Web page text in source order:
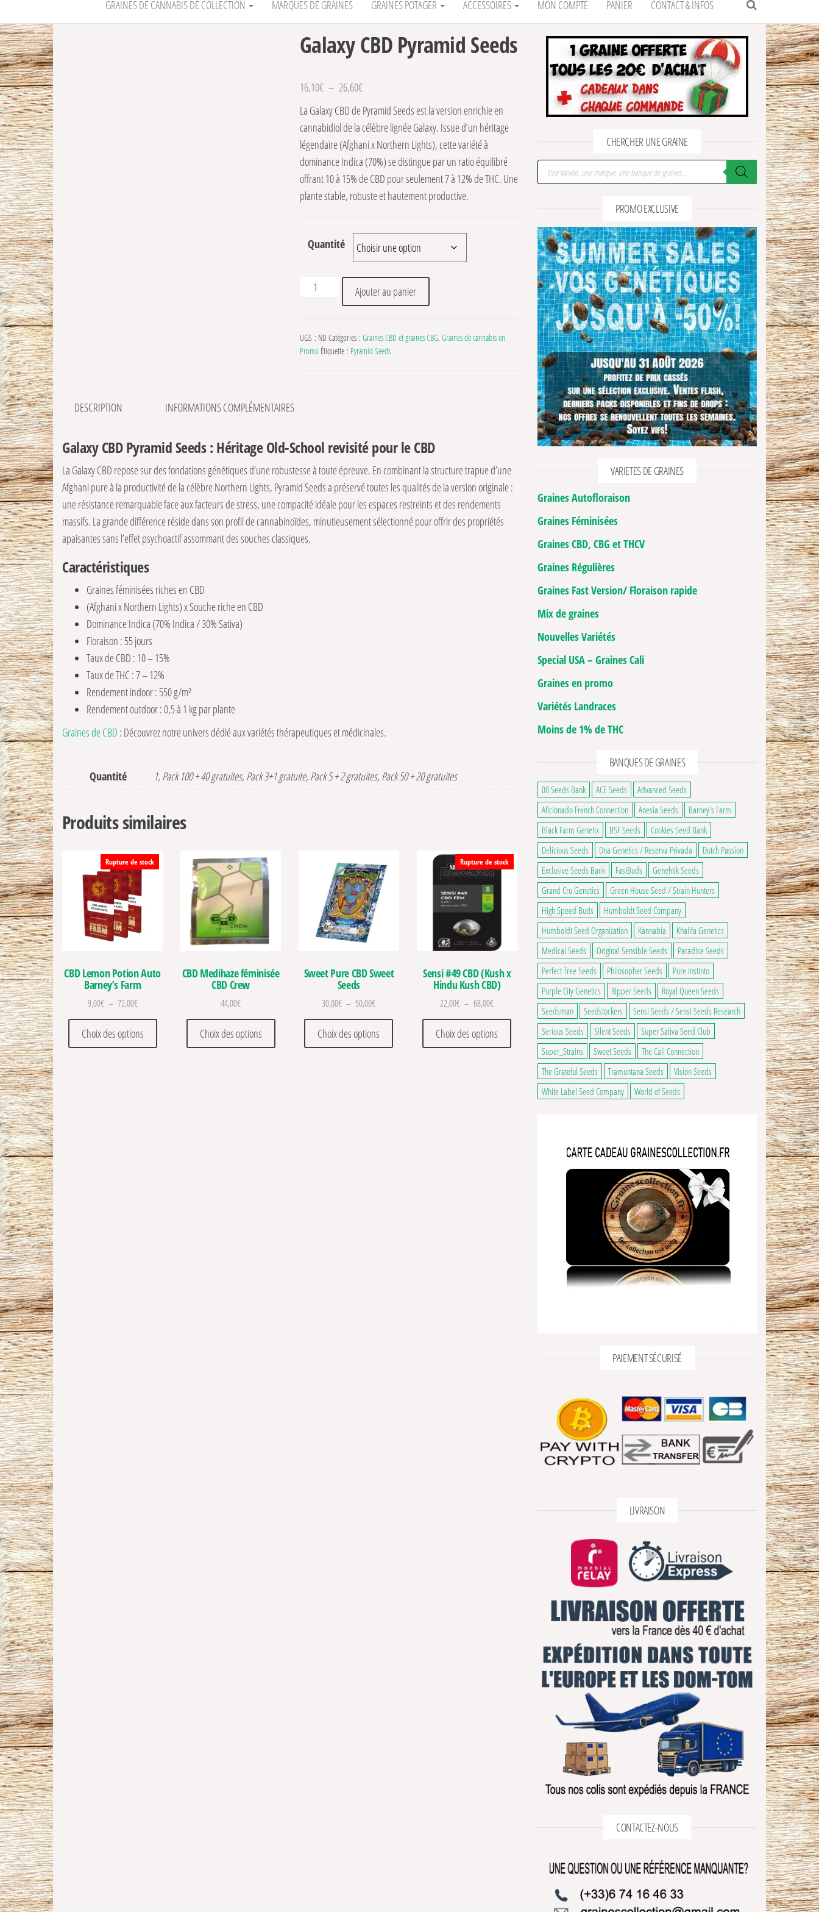
GRAINES DE CANNABIS DE COLLECTION MARQUES DE GRAINES GRAINES POTAGER ACCESSOIRES MON COMPTE PANIER CONTACT & INFOS
Galaxy CBD Pyramid Seeds
16,10€ – 26,60€Plage de prix : 16,10€ à 26,60€
La Galaxy CBD de Pyramid Seeds est la version enrichie en
cannabidiol de la célèbre lignée Galaxy. Issue d’un héritage
légendaire (Afghani x Northern Lights), cette variété à
dominance Indica (70%) se distingue par un ratio équilibré
offrant 10 à 15% de CBD pour seulement 7 à 12% de THC. Une
plante stable, robuste et hautement productive.
Quantité
quantité de Galaxy CBD Pyramid Seeds
Ajouter au panier
UGS : ND Catégories : Graines CBD et graines CBG, Graines de cannabis en
Promo Étiquette : Pyramid Seeds
DESCRIPTION INFORMATIONS COMPLÉMENTAIRES
Galaxy CBD Pyramid Seeds : Héritage Old-School revisité pour le CBD
La Galaxy CBD repose sur des fondations génétiques d’une robustesse à toute épreuve. En combinant la structure trapue d’une
Afghani pure à la productivité de la célèbre Northern Lights, Pyramid Seeds a préservé toutes les qualités de la version originale :
une résistance remarquable face aux facteurs de stress, une compacité idéale pour les espaces restreints et des rendements
massifs. La grande différence réside dans son profil de cannabinoïdes, minutieusement sélectionné pour offrir des propriétés
apaisantes sans l’effet psychoactif assommant des souches classiques.
Caractéristiques
Graines féminisées riches en CBD
(Afghani x Northern Lights) x Souche riche en CBD
Dominance Indica (70% Indica / 30% Sativa)
Floraison : 55 jours
Taux de CBD : 10 – 15%
Taux de THC : 7 – 12%
Rendement indoor : 550 g/m²
Rendement outdoor : 0,5 à 1 kg par plante
Graines de CBD : Découvrez notre univers dédié aux variétés thérapeutiques et médicinales.
Quantité 1, Pack 100 + 40 gratuites, Pack 3+1 gratuite, Pack 5 + 2 gratuites, Pack 50 + 20 gratuites
Produits similaires
Rupture de stock
CBD Lemon Potion Auto
Barney’s Farm
9,00€ – 72,00€Plage de prix : 9,00€ à 72,00€
Choix des options
Ce produit a plusieurs variations. Les options peuvent être choisies sur la page du produit
CBD Medihaze féminisée
CBD Crew
44,00€
Choix des options
Ce produit a plusieurs variations. Les options peuvent être choisies sur la page du produit
Sweet Pure CBD Sweet
Seeds
30,00€ – 50,00€Plage de prix : 30,00€ à 50,00€
Choix des options
Ce produit a plusieurs variations. Les options peuvent être choisies sur la page du produit
Rupture de stock
Sensi #49 CBD (Kush x
Hindu Kush CBD)
22,00€ – 68,00€Plage de prix : 22,00€ à 68,00€
Choix des options
Ce produit a plusieurs variations. Les options peuvent être choisies sur la page du
CHERCHER UNE GRAINE
Recherche de produits
PROMO EXCLUSIVE
VARIETES DE GRAINES
Graines Autofloraison
Graines Féminisées
Graines CBD, CBG et THCV
Graines Régulières
Graines Fast Version/ Floraison rapide
Mix de graines
Nouvelles Variétés
Special USA – Graines Cali
Graines en promo
Variétés Landraces
Moins de 1% de THC
BANQUES DE GRAINES
00 Seeds Bank ACE Seeds
Advanced Seeds
Aficionado French Connection
Anesia Seeds
Barney's Farm
Black Farm Genetix
BSF Seeds
Cookies Seed Bank
Delicious Seeds
Dna Genetics / Reserva Privada
Dutch Passion
Exclusive Seeds Bank
FastBuds
Genehtik Seeds
Grand Cru Genetics
Green House Seed / Strain Hunters
High Speed Buds
Humboldt Seed Company
Humboldt Seed Organization
Kannabia
Khalifa Genetics
Medical Seeds
Original Sensible Seeds
Paradise Seeds
Perfect Tree Seeds
Philosopher Seeds
Pure Instinto
Purple City Genetics
Ripper Seeds
Royal Queen Seeds
Seedsman
Seedstockers
Sensi Seeds / Sensi Seeds Research
Serious Seeds
Silent Seeds
Super Sativa Seed Club
Super_Strains
Sweet Seeds
The Cali Connection
The Grateful Seeds
Tramuntana Seeds
Vision Seeds
White Label Seed Company
World of Seeds
PAIEMENT SÉCURISÉ
LIVRAISON
CONTACTEZ-NOUS